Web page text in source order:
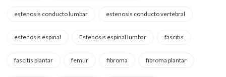
estenosis conducto lumbar estenosis conducto vertebral
estenosis espinal Estenosis espinal lumbar fascitis
fascitis plantar femur fibroma fibroma plantar